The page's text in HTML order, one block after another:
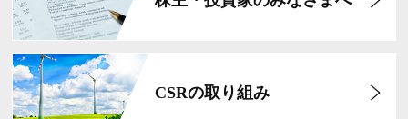
CSRの取り組み